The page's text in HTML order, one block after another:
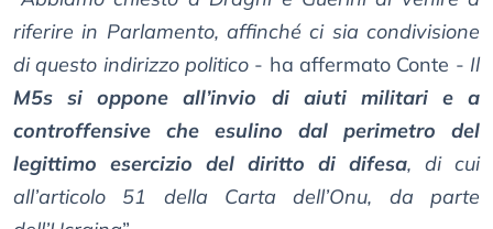
riferire in Parlamento, affinché ci sia condivisione
di questo indirizzo politico - ha affermato Conte - Il
M5s si oppone all’invio di aiuti militari e a
controffensive che esulino dal perimetro del
legittimo esercizio del diritto di difesa, di cui
all’articolo 51 della Carta dell’Onu, da parte